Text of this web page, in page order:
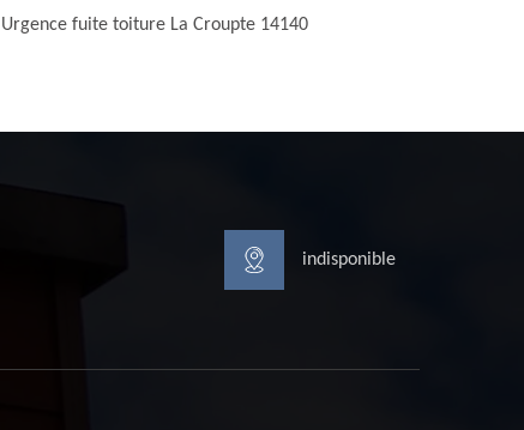
Urgence fuite toiture La Croupte 14140
indisponible